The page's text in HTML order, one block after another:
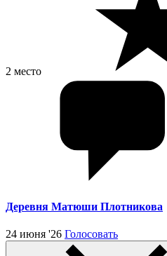
2 место
Деревня Матюши Плотникова
24 июня '26 Голосовать